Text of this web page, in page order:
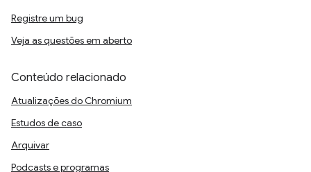
Registre um bug
Veja as questões em aberto
Conteúdo relacionado
Atualizações do Chromium
Estudos de caso
Arquivar
Podcasts e programas